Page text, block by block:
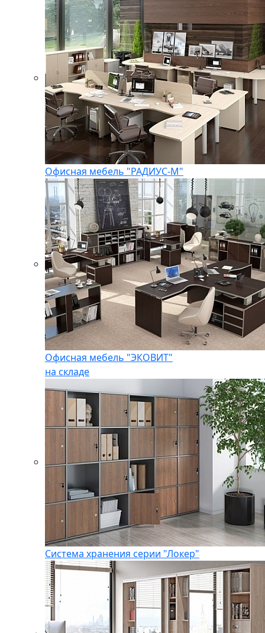
Офисная мебель "РАДИУС-М"
Офисная мебель "ЭКОВИТ"
на складе
Система хранения серии "Локер"